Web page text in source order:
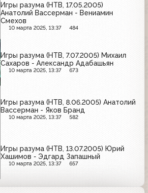
Игры разума (НТВ, 17.05.2005)
Анатолий Вассерман - Вениамин
Смехов
10 марта 2025, 13:37 484
Игры разума (НТВ, 7.07.2005) Михаил
Сахаров - Александр Адабашьян
10 марта 2025, 13:37 673
Игры разума (НТВ, 8.06.2005) Анатолий
Вассерман - Яков Бранд
10 марта 2025, 13:37 582
Игры разума (НТВ, 13.07.2005) Юрий
Хашимов - Эдгард Запашный
10 марта 2025, 13:37 657